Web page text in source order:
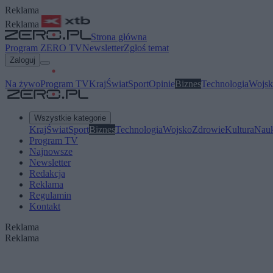
Reklama
Reklama
Strona główna
Program ZERO TVNewsletterZgłoś temat
Zaloguj
Na żywoProgram TVKrajŚwiatSportOpinieBiznesTechnologia
Wszystkie kategorie
KrajŚwiatSportBiznesTechnologiaWojskoZdrowieKultura
Program TV
Najnowsze
Newsletter
Redakcja
Reklama
Regulamin
Kontakt
Reklama
Reklama